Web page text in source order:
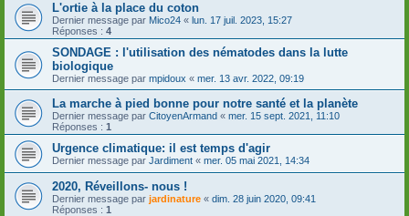
L'ortie à la place du coton
Dernier message par Mico24 « lun. 17 juil. 2023, 15:27
Réponses : 4
SONDAGE : l'utilisation des nématodes dans la lutte
biologique
Dernier message par mpidoux « mer. 13 avr. 2022, 09:19
La marche à pied bonne pour notre santé et la planète
Dernier message par CitoyenArmand « mer. 15 sept. 2021, 11:10
Réponses : 1
Urgence climatique: il est temps d'agir
Dernier message par Jardiment « mer. 05 mai 2021, 14:34
2020, Réveillons- nous !
Dernier message par jardinature « dim. 28 juin 2020, 09:41
Réponses : 1